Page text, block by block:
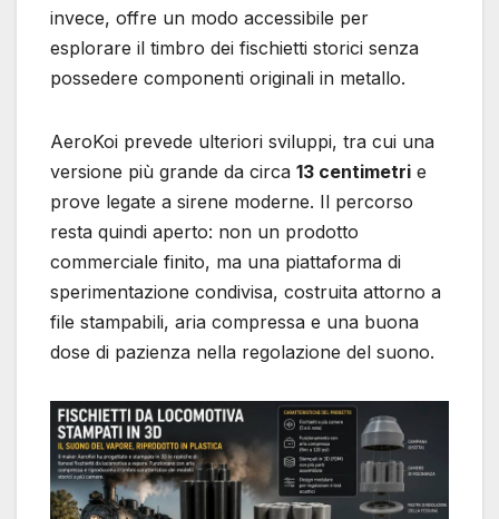
invece, offre un modo accessibile per
esplorare il timbro dei fischietti storici senza
possedere componenti originali in metallo.
AeroKoi prevede ulteriori sviluppi, tra cui una
versione più grande da circa 13 centimetri e
prove legate a sirene moderne. Il percorso
resta quindi aperto: non un prodotto
commerciale finito, ma una piattaforma di
sperimentazione condivisa, costruita attorno a
file stampabili, aria compressa e una buona
dose di pazienza nella regolazione del suono.